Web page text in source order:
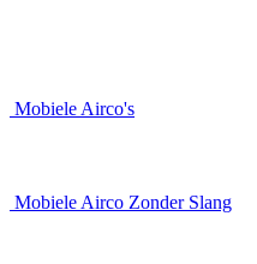
Mobiele Airco's
Mobiele Airco Zonder Slang